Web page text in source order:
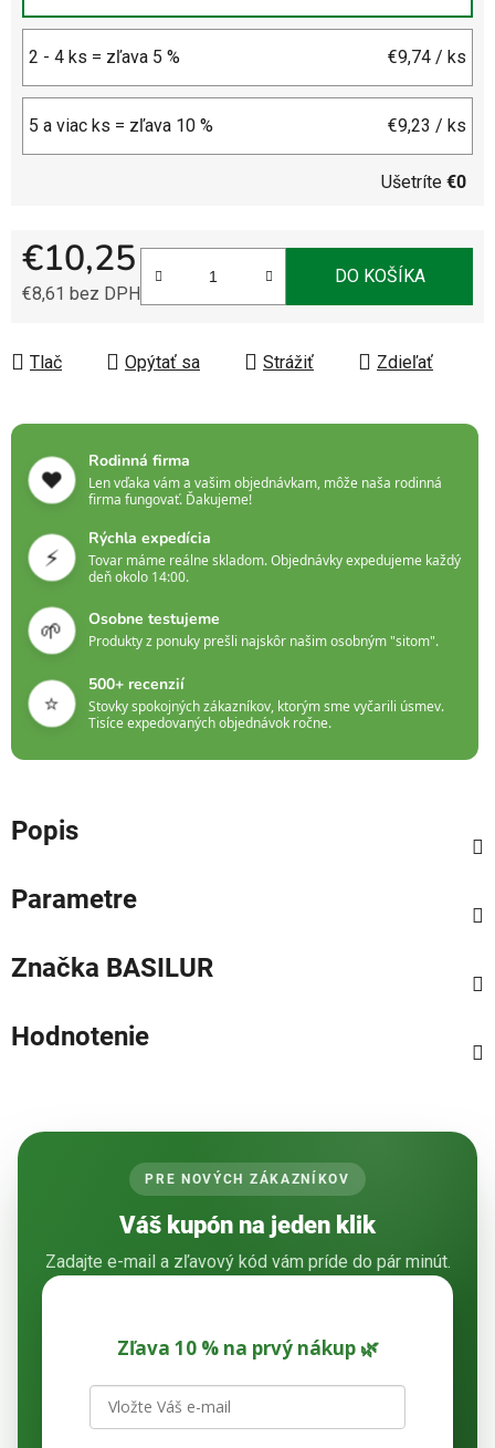
2 - 4 ks = zľava 5 % €9,74 / ks
5 a viac ks = zľava 10 % €9,23 / ks
Ušetríte €0
€10,25
€8,61 bez DPH
DO KOŠÍKA
Tlač Opýtať sa Strážiť Zdieľať
❤️
Rodinná firma
Len vďaka vám a vašim objednávkam, môže naša rodinná
firma fungovať. Ďakujeme!
⚡
Rýchla expedícia
Tovar máme reálne skladom. Objednávky expedujeme každý
deň okolo 14:00.
🌱 Osobne testujeme
Produkty z ponuky prešli najskôr našim osobným "sitom".
⭐
500+ recenzií
Stovky spokojných zákazníkov, ktorým sme vyčarili úsmev.
Tisíce expedovaných objednávok ročne.
Popis
Parametre
Značka BASILUR
Hodnotenie
PRE NOVÝCH ZÁKAZNÍKOV
Váš kupón na jeden klik
Zadajte e-mail a zľavový kód vám príde do pár minút.
Zľava 10 % na prvý nákup 🌿